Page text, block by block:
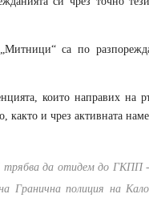
са по
, които направих на
както и чрез активната
трябва да отидем до ГКПП
Гранична полиция на